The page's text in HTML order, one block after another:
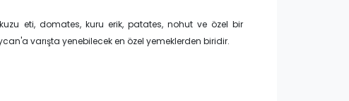
eti, domates, kuru erik, patates, nohut ve özel bir
varışta yenebilecek en özel yemeklerden biridir.